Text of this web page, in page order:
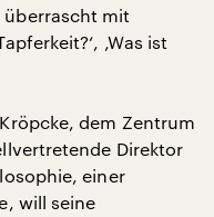
überrascht mit
‚Was ist
dem Zentrum
Direktor
einer
will seine